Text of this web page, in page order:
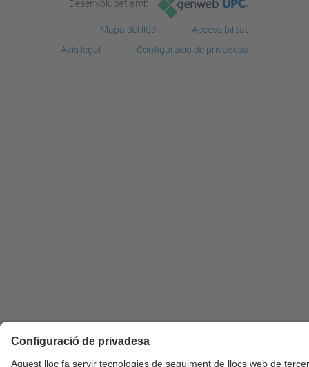
Desenvolupat amb
Mapa del lloc
Accessibilitat
Avís legal
Configuració de privadesa